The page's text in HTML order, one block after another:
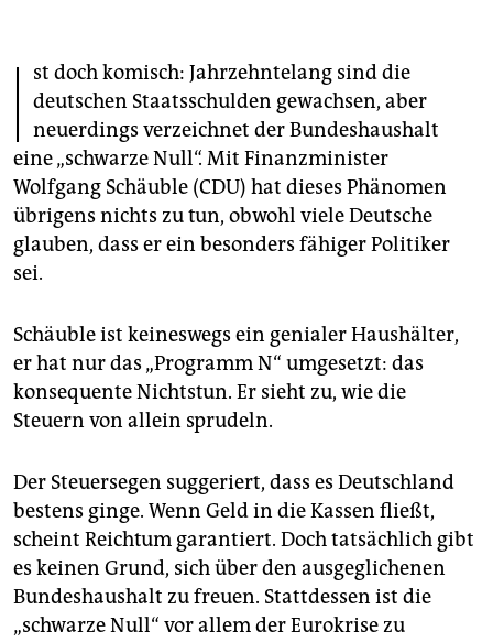
unterstützen
abo
genossenschaft
epaper login
I
st doch komisch: Jahrzehntelang sind die
deutschen Staatsschulden gewachsen, aber
neuerdings verzeichnet der Bundeshaushalt
eine „schwarze Null“. Mit Finanzminister
Wolfgang Schäuble (CDU) hat dieses Phänomen
übrigens nichts zu tun, obwohl viele Deutsche
glauben, dass er ein besonders fähiger Politiker
sei.
Schäuble ist keineswegs ein genialer Haushälter,
er hat nur das „Programm N“ umgesetzt: das
konsequente Nichtstun. Er sieht zu, wie die
Steuern von allein sprudeln.
Der Steuersegen suggeriert, dass es Deutschland
bestens ginge. Wenn Geld in die Kassen fließt,
scheint Reichtum garantiert. Doch tatsächlich gibt
es keinen Grund, sich über den ausgeglichenen
Bundeshaushalt zu freuen. Stattdessen ist die
„schwarze Null“ vor allem der Eurokrise zu